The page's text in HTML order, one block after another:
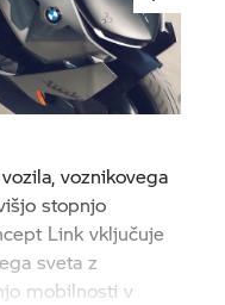
voznikovega
stopnjo
Link vključuje
sveta z
mobilnosti v